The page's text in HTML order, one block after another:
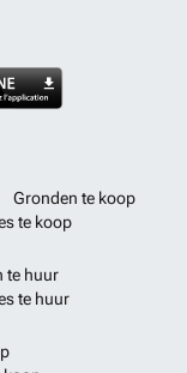
Gronden te koop
te koop
te huur
te huur